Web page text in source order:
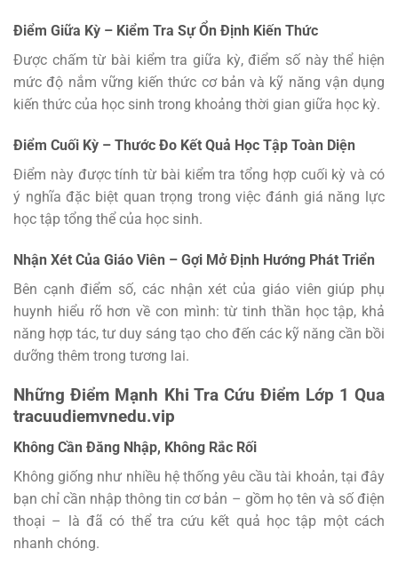
Điểm Giữa Kỳ – Kiểm Tra Sự Ổn Định Kiến Thức
Được chấm từ bài kiểm tra giữa kỳ, điểm số này thể hiện
mức độ nắm vững kiến thức cơ bản và kỹ năng vận dụng
kiến thức của học sinh trong khoảng thời gian giữa học kỳ.
Điểm Cuối Kỳ – Thước Đo Kết Quả Học Tập Toàn Diện
Điểm này được tính từ bài kiểm tra tổng hợp cuối kỳ và có
ý nghĩa đặc biệt quan trọng trong việc đánh giá năng lực
học tập tổng thể của học sinh.
Nhận Xét Của Giáo Viên – Gợi Mở Định Hướng Phát Triển
Bên cạnh điểm số, các nhận xét của giáo viên giúp phụ
huynh hiểu rõ hơn về con mình: từ tinh thần học tập, khả
năng hợp tác, tư duy sáng tạo cho đến các kỹ năng cần bồi
dưỡng thêm trong tương lai.
Những Điểm Mạnh Khi Tra Cứu Điểm Lớp 1 Qua
tracuudiemvnedu.vip
Không Cần Đăng Nhập, Không Rắc Rối
Không giống như nhiều hệ thống yêu cầu tài khoản, tại đây
bạn chỉ cần nhập thông tin cơ bản – gồm họ tên và số điện
thoại – là đã có thể tra cứu kết quả học tập một cách
nhanh chóng.